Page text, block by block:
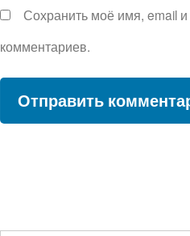
Сохранить моё имя, email
комментариев.